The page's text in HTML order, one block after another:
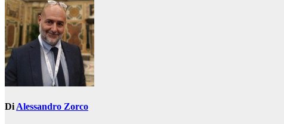
Di Alessandro Zorco